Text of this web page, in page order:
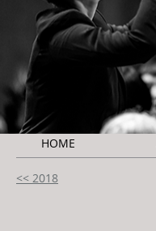
HOME
<< 2018